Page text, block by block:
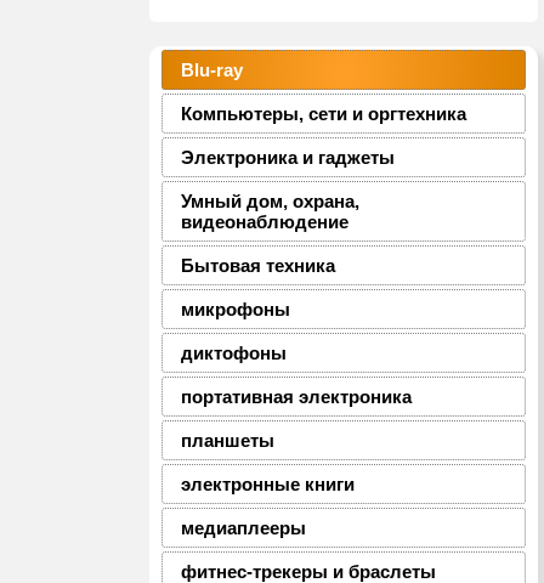
Blu-ray
Компьютеры, сети и оргтехника
Электроника и гаджеты
Умный дом, охрана,
видеонаблюдение
Бытовая техника
микрофоны
диктофоны
портативная электроника
планшеты
электронные книги
медиаплееры
фитнес-трекеры и браслеты